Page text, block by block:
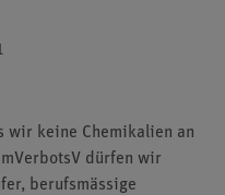
wir keine Chemikalien an
dürfen wir
berufsmässige